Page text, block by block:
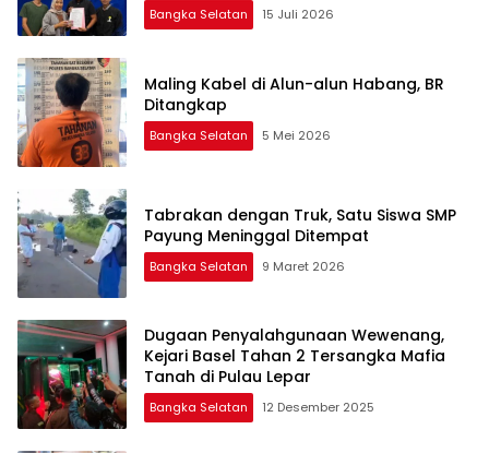
Bangka Selatan 15 Juli 2026
Maling Kabel di Alun-alun Habang, BR
Ditangkap
Bangka Selatan 5 Mei 2026
Tabrakan dengan Truk, Satu Siswa SMP
Payung Meninggal Ditempat
Bangka Selatan 9 Maret 2026
Dugaan Penyalahgunaan Wewenang,
Kejari Basel Tahan 2 Tersangka Mafia
Tanah di Pulau Lepar
Bangka Selatan 12 Desember 2025